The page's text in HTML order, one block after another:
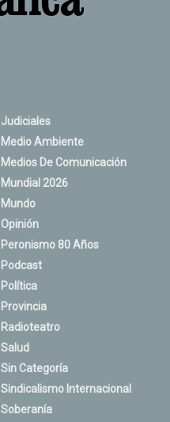
Judiciales
Medio Ambiente
Medios De Comunicación
Mundial 2026
Mundo
Opinión
Peronismo 80 Años
Podcast
Política
Provincia
Radioteatro
Salud
Sin Categoría
Sindicalismo Internacional
Soberanía